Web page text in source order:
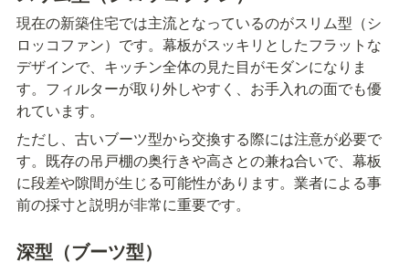
現在の新築住宅では主流となっているのがスリム型（シ
ロッコファン）です。幕板がスッキリとしたフラットな
デザインで、キッチン全体の見た目がモダンになりま
す。フィルターが取り外しやすく、お手入れの面でも優
れています。
ただし、古いブーツ型から交換する際には注意が必要で
す。既存の吊戸棚の奥行きや高さとの兼ね合いで、幕板
に段差や隙間が生じる可能性があります。業者による事
前の採寸と説明が非常に重要です。
深型（ブーツ型）